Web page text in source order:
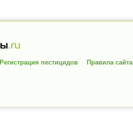
Регистрация пестицидов Правила сайта